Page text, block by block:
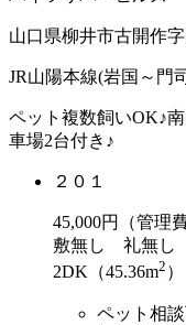
山口県柳井市古開作
JR山陽本線(岩国～門
ペット複数飼いOK♪
車場2台付き♪
２０１
45,000円（管理
敷無し 礼無し
2DK（45.36m2 ）
ペット相